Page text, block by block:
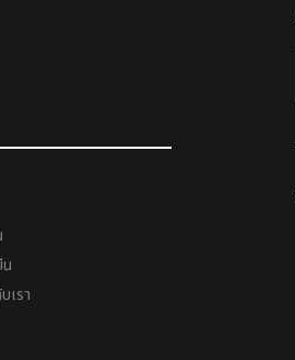
เรา